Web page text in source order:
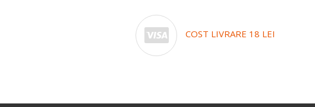
COST LIVRARE 18 LEI